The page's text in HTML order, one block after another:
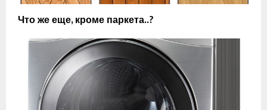
Что же еще, кроме паркета..?